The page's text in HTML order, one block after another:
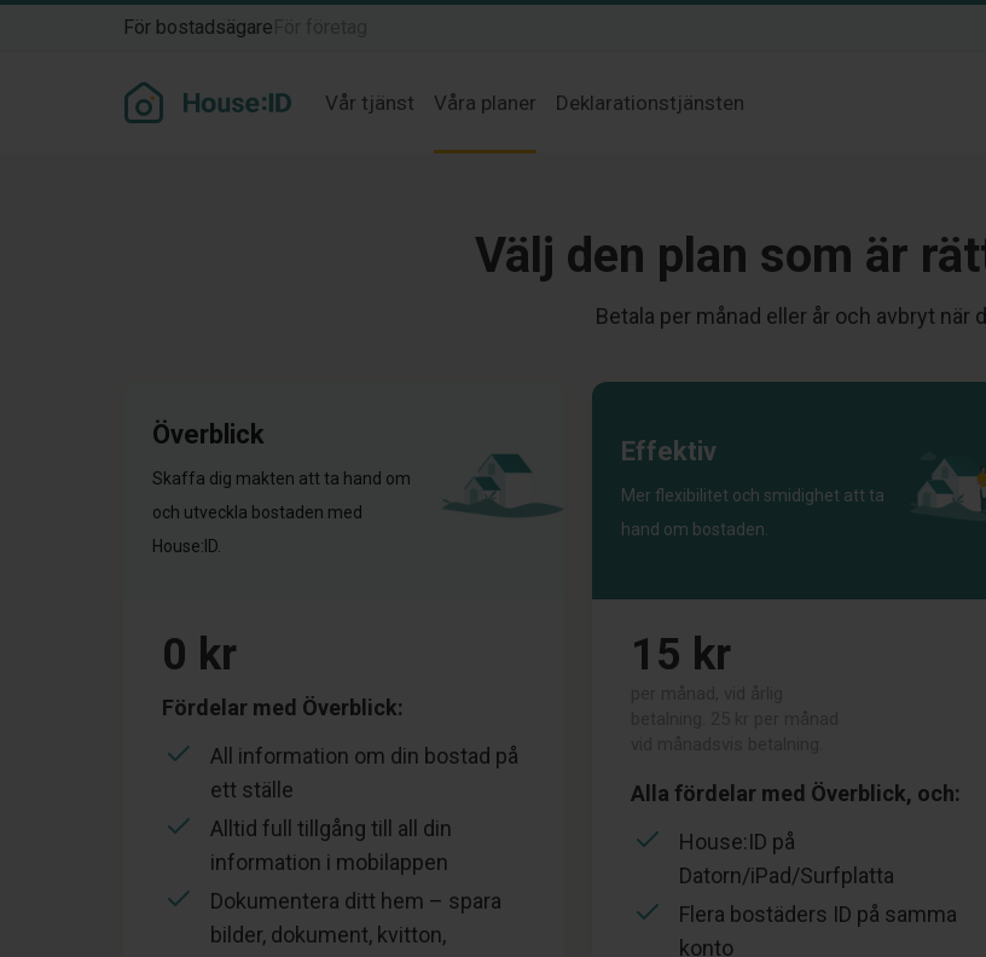
För bostadsägare
Vår tjänst Våra planer Deklarationstjänsten
Välj den plan som är
Betala per månad eller år och avbryt när
Överblick
Skaffa dig makten att ta hand om
och utveckla bostaden med
House:ID.
0 kr
Fördelar med Överblick:
All information om din bostad på
ett ställe
Alltid full tillgång till all din
information i mobilappen
Dokumentera ditt hem – spara
bilder, dokument, kvitton,
Effektiv
Mer flexibilitet och smidighet att ta
hand om bostaden.
15 kr
Alla fördelar med Överblick, och:
House:ID på
Datorn/iPad/Surfplatta
Flera bostäders ID på samma
konto